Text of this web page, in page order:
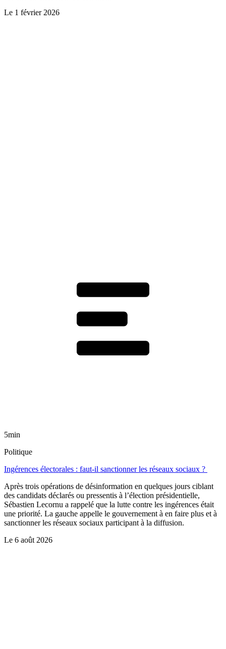
Le 1 février 2026
5min
Politique
Ingérences électorales : faut-il sanctionner les réseaux sociaux ?
Après trois opérations de désinformation en quelques jours ciblant
des candidats déclarés ou pressentis à l’élection présidentielle,
Sébastien Lecornu a rappelé que la lutte contre les ingérences était
une priorité. La gauche appelle le gouvernement à en faire plus et à
sanctionner les réseaux sociaux participant à la diffusion.
Le 6 août 2026